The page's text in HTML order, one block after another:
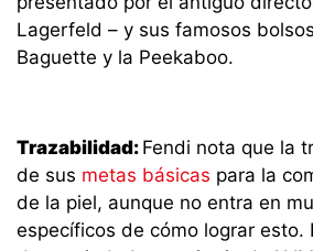
Lagerfeld – y sus famosos
Baguette y la Peekaboo.
Trazabilidad: Fendi nota que la
de sus metas básicas para la
de la piel, aunque no entra en
específicos de cómo lograr esto.